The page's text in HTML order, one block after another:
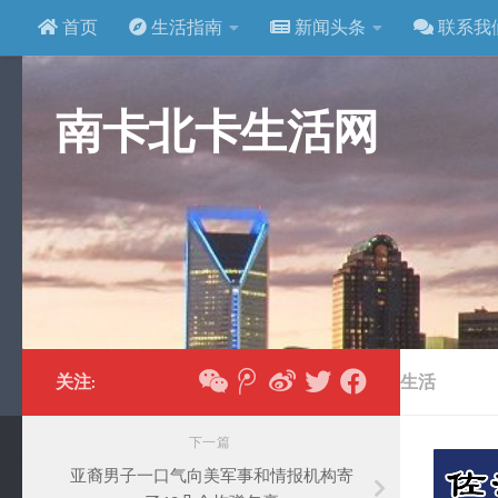
跳至内容
首页 生活指南 新闻头条 联系我
南卡北卡生活网
生活
关注:
下一篇
亚裔男子一口气向美军事和情报机构寄